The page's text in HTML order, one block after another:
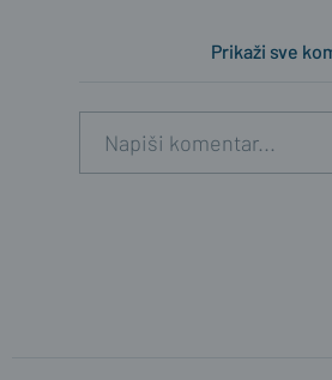
Prikaži sve